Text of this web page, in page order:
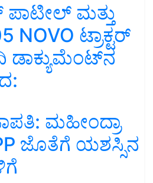
ಮತ್ತು
NOVO ಟ್ರಾಕ್ಟರ್
ಡಾಕ್ಯುಮೆಂಟ್‌ನ
ಮಹೀಂದ್ರಾ
ಜೊತೆಗೆ ಯಶಸ್ಸಿನ